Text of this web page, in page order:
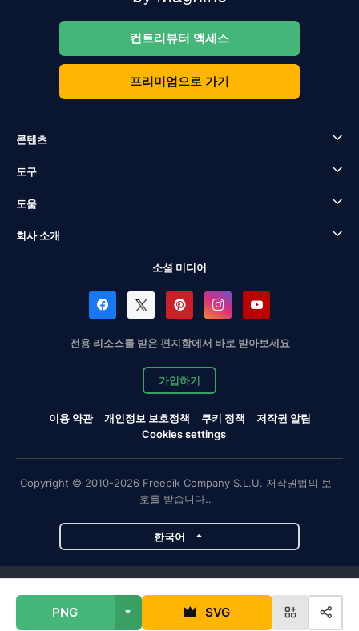
PNG SVG
컨트리뷰터 액세스
프리미엄으로 가기
콘텐츠
도구
도움
회사 소개
소셜 미디어
전용 리소스를 받은 편지함에서 바로 받아보세요
가입하기
이용 약관 개인정보 보호정책 쿠키 정책
저작권 알림
Cookies settings
Copyright © 2010-2026 Freepik Company S.L.U. 저작권법의 보
호를 받습니다..
한국어